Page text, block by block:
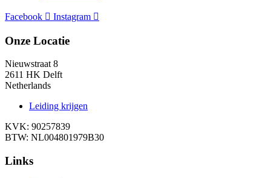
Facebook Instagram
Onze Locatie
Nieuwstraat 8
2611 HK Delft
Netherlands
Leiding krijgen
KVK: 90257839
BTW: NL004801979B30
Links